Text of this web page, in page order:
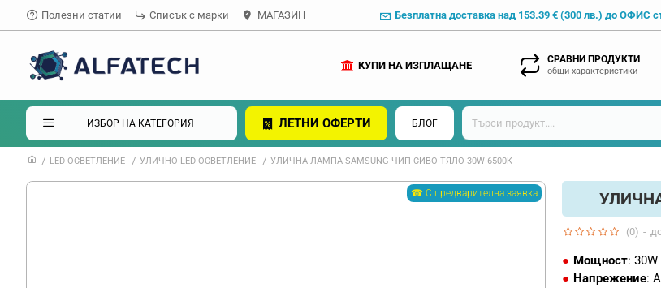
Полезни статии Списък с марки МАГАЗИН Безплатна доставка над 153.39 € (300 лв.) до ОФИС
СРАВНИ ПРОДУКТИ
общи характеристики
КУПИ НА ИЗПЛАЩАНЕ
ИЗБОР НА КАТЕГОРИЯ ЛЕТНИ ОФЕРТИ БЛОГ
LED ОСВЕТЛЕНИЕ УЛИЧНО LED ОСВЕТЛЕНИЕ УЛИЧНА ЛАМПА SAMSUNG ЧИП СИВО ТЯЛО 30W 6500K
☎ С предварителна заявка
Мощност: 30W
Напрежение:
(0) -